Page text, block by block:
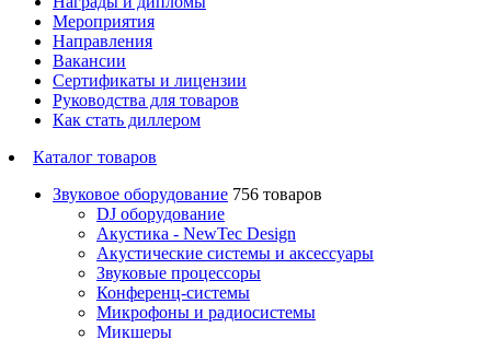
Мероприятия
Направления
Вакансии
Сертификаты и лицензии
Руководства для товаров
Как стать диллером
Каталог товаров
Звуковое оборудование 756 товаров
DJ оборудование
Акустика - NewTec Design
Акустические системы и аксессуары
Звуковые процессоры
Конференц-системы
Микрофоны и радиосистемы
Микшеры